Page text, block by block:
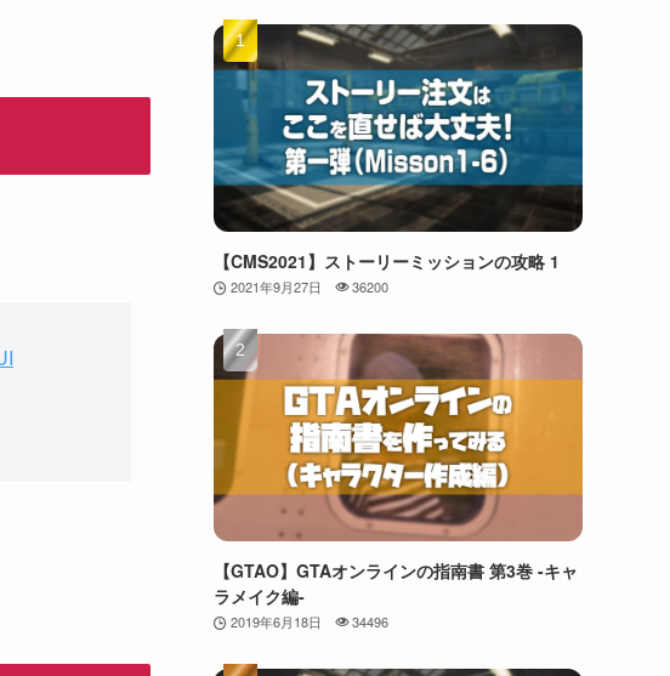
【CMS2021】ストーリーミッションの攻略 1
2021年9月27日 36200
【GTAO】GTAオンラインの指南書 第3巻 -キャ
ラメイク編-
2019年6月18日 34496